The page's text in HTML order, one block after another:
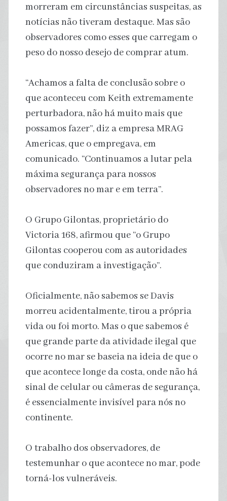
morreram em circunstâncias suspeitas, as
notícias não tiveram destaque. Mas são
observadores como esses que carregam o
peso do nosso desejo de comprar atum.
“Achamos a falta de conclusão sobre o
que aconteceu com Keith extremamente
perturbadora, não há muito mais que
possamos fazer”, diz a empresa MRAG
Americas, que o empregava, em
comunicado. “Continuamos a lutar pela
máxima segurança para nossos
observadores no mar e em terra”.
O Grupo Gilontas, proprietário do
Victoria 168, afirmou que “o Grupo
Gilontas cooperou com as autoridades
que conduziram a investigação”.
Oficialmente, não sabemos se Davis
morreu acidentalmente, tirou a própria
vida ou foi morto. Mas o que sabemos é
que grande parte da atividade ilegal que
ocorre no mar se baseia na ideia de que o
que acontece longe da costa, onde não há
sinal de celular ou câmeras de segurança,
é essencialmente invisível para nós no
continente.
O trabalho dos observadores, de
testemunhar o que acontece no mar, pode
torná-los vulneráveis.